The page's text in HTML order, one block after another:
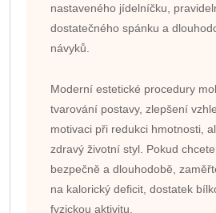
nastaveného jídelníčku,
dostatečného spánku a
návyků.
Moderní estetické procedury
tvarování postavy, zlepšení
motivaci při redukci hmotnosti,
zdravý životní styl. Pokud
bezpečně a dlouhodobě,
na kalorický deficit, dostatek
fyzickou aktivitu.